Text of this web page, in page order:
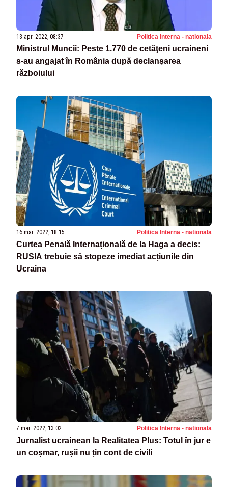
13 apr. 2022, 08:37 Politica Interna - nationala
Ministrul Muncii: Peste 1.770 de cetăţeni ucraineni
s-au angajat în România după declanşarea
războiului
16 mar. 2022, 18:15 Politica Interna - nationala
Curtea Penală Internațională de la Haga a decis:
RUSIA trebuie să stopeze imediat acțiunile din
Ucraina
7 mar. 2022, 13:02 Politica Interna - nationala
Jurnalist ucrainean la Realitatea Plus: Totul în jur e
un coșmar, rușii nu țin cont de civili